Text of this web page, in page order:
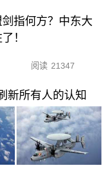
指何方？中东大
！
阅读 21347
新所有人的认知